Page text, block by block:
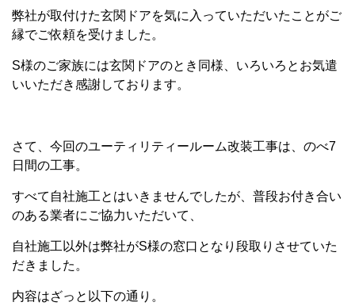
弊社が取付けた玄関ドアを気に入っていただいたことがご
縁でご依頼を受けました。
S様のご家族には玄関ドアのとき同様、いろいろとお気遣
いいただき感謝しております。
さて、今回のユーティリティールーム改装工事は、のべ7
日間の工事。
すべて自社施工とはいきませんでしたが、普段お付き合い
のある業者にご協力いただいて、
自社施工以外は弊社がS様の窓口となり段取りさせていた
だきました。
内容はざっと以下の通り。